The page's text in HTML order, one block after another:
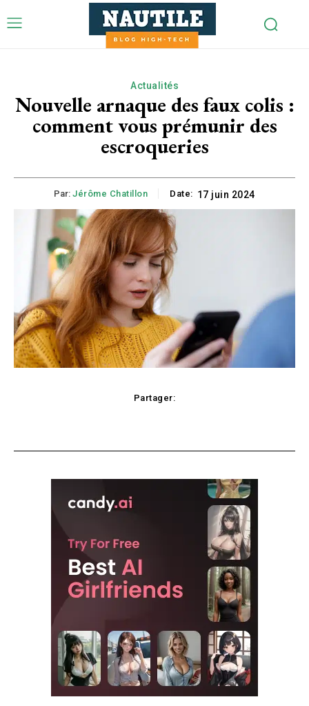
Actualités
Nouvelle arnaque des faux colis :
comment vous prémunir des
escroqueries
Par: Jérôme Chatillon Date: 17 juin 2024
Partager: